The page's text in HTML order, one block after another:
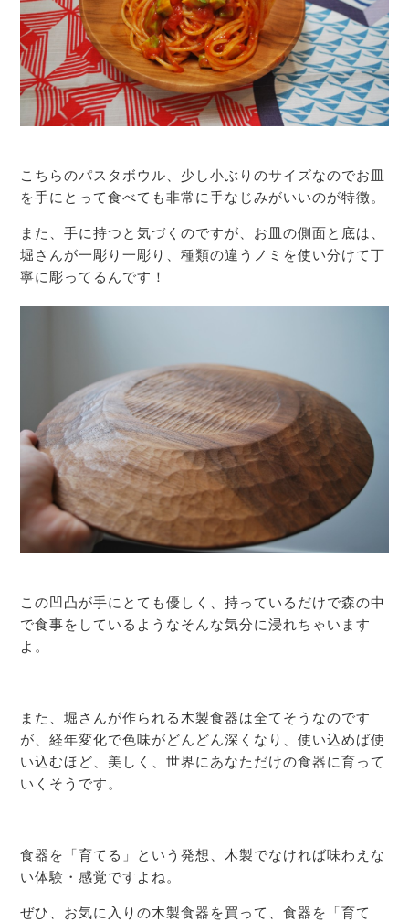
こちらのパスタボウル、少し小ぶりのサイズなのでお皿
を手にとって食べても非常に手なじみがいいのが特徴。
また、手に持つと気づくのですが、お皿の側面と底は、
堀さんが一彫り一彫り、種類の違うノミを使い分けて丁
寧に彫ってるんです！
この凹凸が手にとても優しく、持っているだけで森の中
で食事をしているようなそんな気分に浸れちゃいます
よ。
また、堀さんが作られる木製食器は全てそうなのです
が、経年変化で色味がどんどん深くなり、使い込めば使
い込むほど、美しく、世界にあなただけの食器に育って
いくそうです。
食器を「育てる」という発想、木製でなければ味わえな
い体験・感覚ですよね。
ぜひ、お気に入りの木製食器を買って、食器を「育て